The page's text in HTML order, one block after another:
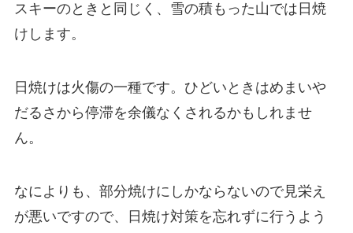
スキーのときと同じく、雪の積もった山では日焼
けします。
日焼けは火傷の一種です。ひどいときはめまいや
だるさから停滞を余儀なくされるかもしれませ
ん。
なによりも、部分焼けにしかならないので見栄え
が悪いですので、日焼け対策を忘れずに行うよう